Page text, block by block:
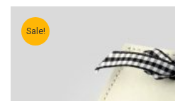
Sale!